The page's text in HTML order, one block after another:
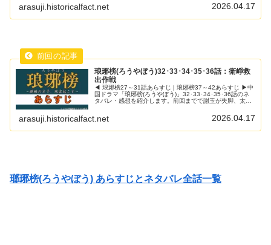
arasuji.historicalfact.net 2026.04.17
琅琊榜(ろうやぼう)32･33･34･35･36話：衛崢救
出作戦
◀ 琅琊榜27～31話あらすじ | 琅琊榜37～42あらすじ ▶中
国ドラマ「琅琊榜(ろうやぼう)」32･33･34･35･36話のネ
タバレ・感想を紹介します。前回までで謝玉が失脚、太子
arasuji.historicalfact.net 2026.04.17
瑯琊榜(ろうやぼう) あらすじとネタバレ全話一覧